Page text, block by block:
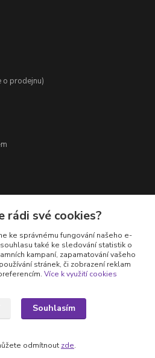
o prodejnu)
vedená u Krajského soudu v Ostravě
rádi své cookies?
ke správnému fungování našeho e-
také ke sledování statistik o
kampaní, zapamatování vašeho
stránek, či zobrazení reklam
Více k využití cookies
Souhlasím
odmítnout zde.